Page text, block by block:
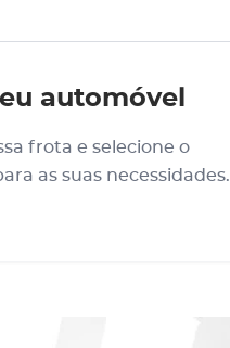
automóvel
frota e selecione o
as suas necessidades.